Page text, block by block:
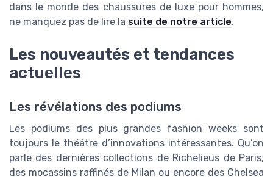
dans le monde des chaussures de luxe pour hommes,
ne manquez pas de lire la suite de notre article.
Les nouveautés et tendances
actuelles
Les révélations des podiums
Les podiums des plus grandes fashion weeks sont
toujours le théâtre d’innovations intéressantes. Qu’on
parle des dernières collections de Richelieus de Paris,
des mocassins raffinés de Milan ou encore des Chelsea